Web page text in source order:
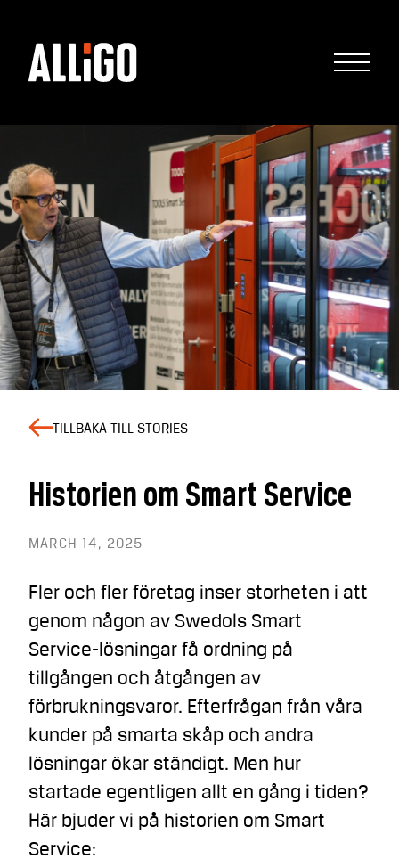
TILLBAKA TILL STORIES
Historien om Smart Service
MARCH 14, 2025
Fler och fler företag inser storheten i att
genom någon av Swedols Smart
Service-lösningar få ordning på
tillgången och åtgången av
förbrukningsvaror. Efterfrågan från våra
kunder på smarta skåp och andra
lösningar ökar ständigt. Men hur
startade egentligen allt en gång i tiden?
Här bjuder vi på historien om Smart
Service: